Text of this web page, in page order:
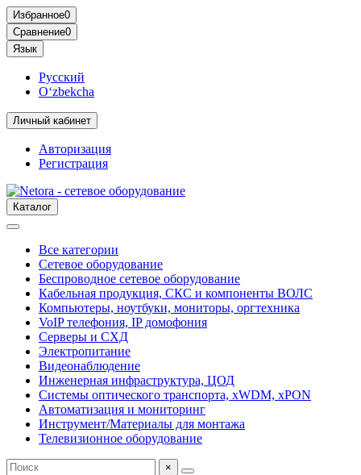
Избранное0
Сравнение0
Язык
Русский
O‘zbekcha
Личный кабинет
Авторизация
Регистрация
Каталог
Все категории
Сетевое оборудование
Беспроводное сетевое оборудование
Кабельная продукция, СКС и компоненты ВОЛС
Компьютеры, ноутбуки, мониторы, оргтехника
VoIP телефония, IP домофония
Серверы и СХД
Электропитание
Видеонаблюдение
Инженерная инфраструктура, ЦОД
Системы оптического транспорта, xWDM, xPON
Автоматизация и мониторинг
Инструмент/Материалы для монтажа
Телевизионное оборудование
×